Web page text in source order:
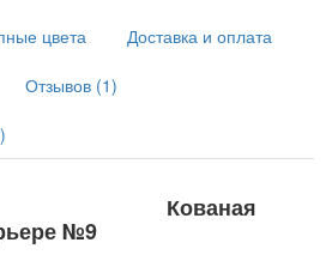
цвета Доставка и оплата
Отзывов (1)
№9